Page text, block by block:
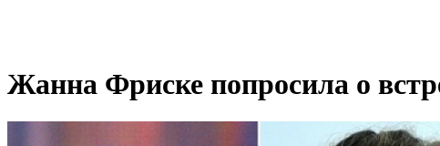
Жанна Фриске попросила о